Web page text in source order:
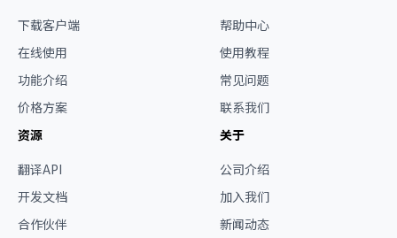
下载客户端
在线使用
功能介绍
价格方案
帮助中心
使用教程
常见问题
联系我们
资源
翻译API
开发文档
合作伙伴
关于
公司介绍
加入我们
新闻动态